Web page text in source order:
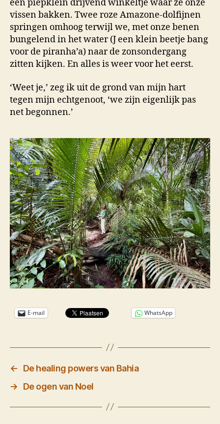
een piepklein drijvend winkeltje waar ze onze
vissen bakken. Twee roze Amazone-dolfijnen
springen omhoog terwijl we, met onze benen
bungelend in het water (J een klein beetje bang
voor de piranha’a) naar de zonsondergang
zitten kijken. En alles is weer voor het eerst.
‘Weet je,’ zeg ik uit de grond van mijn hart
tegen mijn echtgenoot, ‘we zijn eigenlijk pas
net begonnen.’
E-mail WhatsApp
←
De healing powers van Bahia
→
De ogen van Noel